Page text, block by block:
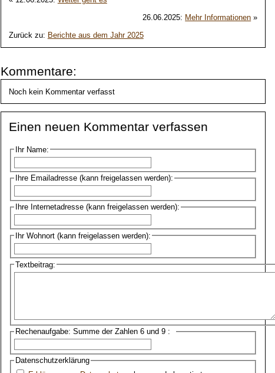
26.06.2025: Mehr Informationen »
Zurück zu: Berichte aus dem Jahr 2025
Kommentare:
Noch kein Kommentar verfasst
Einen neuen Kommentar verfassen
Ihr Name:
Ihre Emailadresse (kann freigelassen werden):
Ihre Internetadresse (kann freigelassen werden):
Ihr Wohnort (kann freigelassen werden):
Textbeitrag:
Rechenaufgabe: Summe der Zahlen 6 und 9 :
Datenschutzerklärung